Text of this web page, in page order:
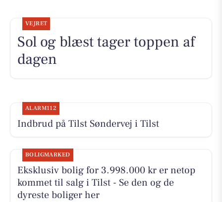
VEJRET
Sol og blæst tager toppen af
dagen
ALARM112
Indbrud på Tilst Søndervej i Tilst
BOLIGMARKED
Eksklusiv bolig for 3.998.000 kr er netop
kommet til salg i Tilst - Se den og de
dyreste boliger her